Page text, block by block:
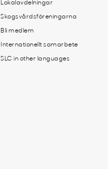
Lokalavdelningar
Skogsvårdsföreningarna
Bli medlem
Internationellt samarbete
SLC in other languages